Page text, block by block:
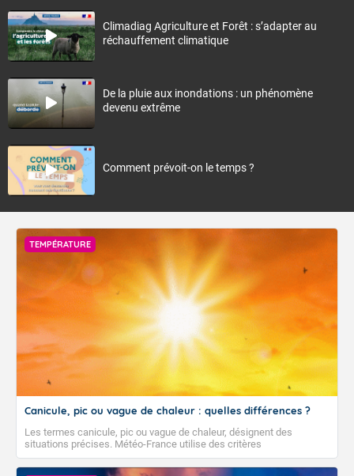
Climadiag Agriculture et Forêt : s’adapter au
réchauffement climatique
De la pluie aux inondations : un phénomène
devenu extrême
Comment prévoit-on le temps ?
TEMPÉRATURE
Canicule, pic ou vague de chaleur : quelles différences ?
Les termes canicule, pic ou vague de chaleur, désignent des
situations précises. Météo-France utilise des critères
climatologiques pour évaluer et qualifier les épisodes de chaleur qui
peuvent avoir des impacts sanitaires et socio-économiques